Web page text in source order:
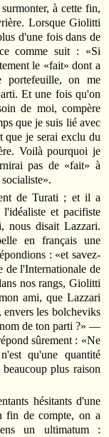
à cette fin,
Lorsque Giolitti
d'une fois dans de
comme suit : «Si
le «fait» dont a
portefeuille, on me
Et une fois qu'on
de moi, compère
que je suis lié avec
que je serai exclu du
Voilà pourquoi je
pas de «fait» à
de Turati ; et il a
et pacifiste
nous disait Lazzari.
en français une
: «et savez-
de l'Internationale de
nos rangs, Giolitti
ami, que Lazzari
les bolcheviks
nom de ton parti ?» —
sûrement : «Ne
qu'une quantité
plus raison
hésitants d'une
fin de compte, on a
un ultimatum :